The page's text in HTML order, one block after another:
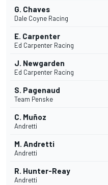
G. Chaves
Dale Coyne Racing
E. Carpenter
Ed Carpenter Racing
J. Newgarden
Ed Carpenter Racing
S. Pagenaud
Team Penske
C. Muñoz
Andretti
M. Andretti
Andretti
R. Hunter-Reay
Andretti